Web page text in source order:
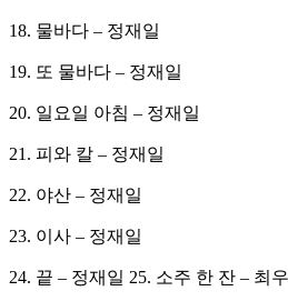
18. 물바다 – 정재일
19. 또 물바다 – 정재일
20. 일요일 아침 – 정재일
21. 피와 칼 – 정재일
22. 야산 – 정재일
23. 이사 – 정재일
24. 끝 – 정재일 25. 소주 한 잔 – 최